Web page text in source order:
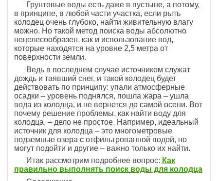
Грунтовые воды есть даже в пустыне, а потому,
в принципе, в любой части участка, если рыть
колодец очень глубоко, найти живительную влагу
можно. Но такой метод поиска воды абсолютно
нецелесообразен, как и использование вод,
которые находятся на уровне 2,5 метра от
поверхности земли.
Ведь в последнем случае источником служат
дождь и таявший снег, и такой колодец будет
действовать по принципу: упали атмосферные
осадки – уровень поднялся, пошла жара – ушла
вода из колодца, и не вернется до самой осени. Вот
почему решение проблемы, как найти воду для
колодца, – дело не простое. Например, идеальный
источник для колодца – это многометровые
подземные озера с отфильтрованной водой, но
могут подойти и другие – важно только их найти.
Итак рассмотрим подробнее вопрос: Как
правильно выполнять поиск воды для колодца